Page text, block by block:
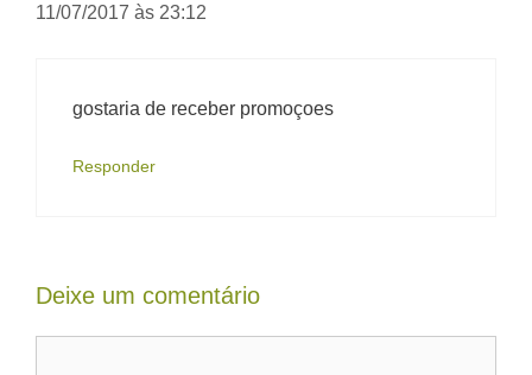
11/07/2017 às 23:12
gostaria de receber promoçoes
Responder
Deixe um comentário